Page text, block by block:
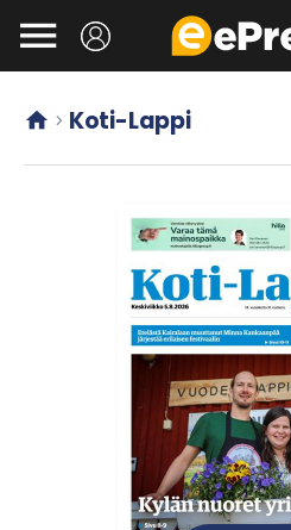
Siirry
pääsisältöön

  Koti-Lappi